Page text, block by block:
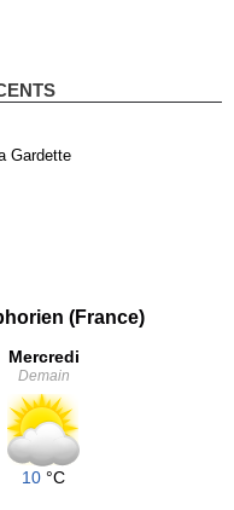
Gardette
(France)
Mercredi
Demain
10 °C